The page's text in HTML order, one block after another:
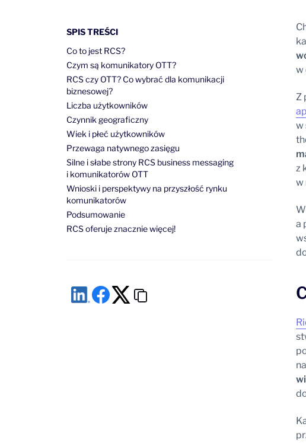
SPIS TREŚCI
Co to jest RCS?
Czym są komunikatory OTT?
RCS czy OTT? Co wybrać dla komunikacji
biznesowej?
Liczba użytkowników
Czynnik geograficzny
Wiek i płeć użytkowników
Przewaga natywnego zasięgu
Silne i słabe strony RCS business messaging
i komunikatorów OTT
Wnioski i perspektywy na przyszłość rynku
komunikatorów
Podsumowanie
RCS oferuje znacznie więcej!
w
Z
w
z
w
a